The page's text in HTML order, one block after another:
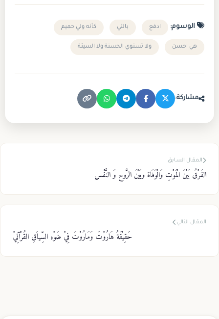
الوسوم: ادفع بالتي كأنه ولي حميم
هي احسن ولا تستوي الحسنة ولا السيئة
مشاركة:
المقال السابق
الفَرْقُ بَيْنَ الْمَوْتِ وَالْوَفَاة وبَيْنَ الرُّوح وَ النَّفْس
المقال التالي
حَقِيْقَةُ هَارُوْتَ وَمَارُوْتَ فِيْ ضَوْءِ السِّياَقِ القُرْآنِيْ